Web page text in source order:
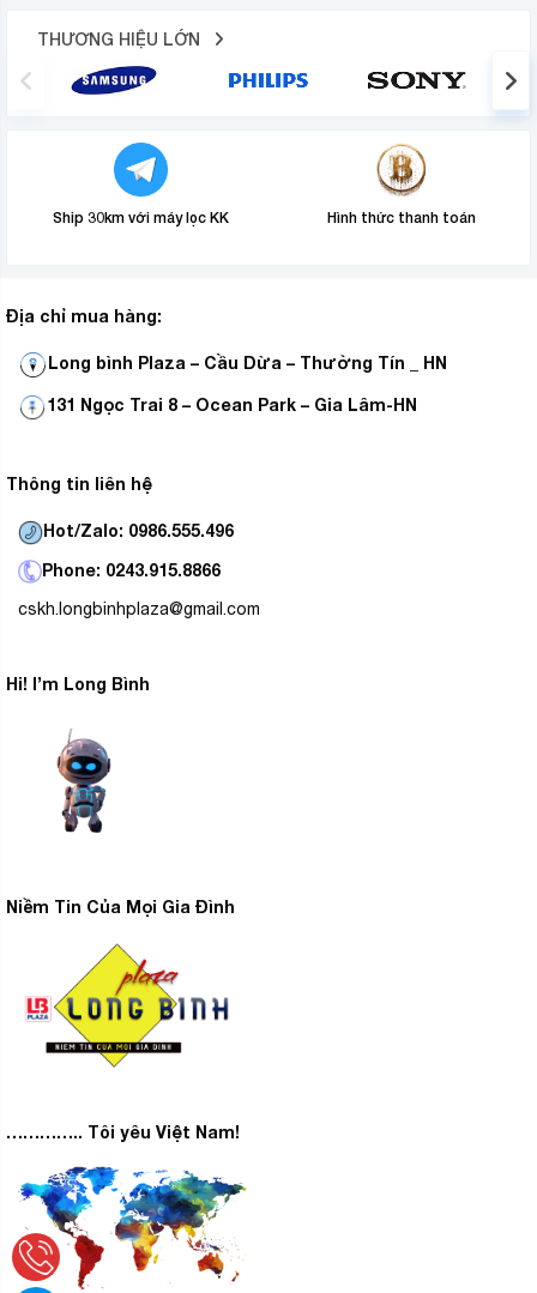
THƯƠNG HIỆU LỚN
Ship 30km với máy lọc KK Hình thức thanh toán
Địa chỉ mua hàng:
Long bình Plaza – Cầu Dừa – Thường Tín _ HN
131 Ngọc Trai 8 – Ocean Park – Gia Lâm-HN
Thông tin liên hệ
Hot/Zalo: 0986.555.496
Phone: 0243.915.8866
cskh.longbinhplaza@gmail.com
Hi! I’m Long Bình
Niềm Tin Của Mọi Gia Đình
………….. Tôi yêu Việt Nam!